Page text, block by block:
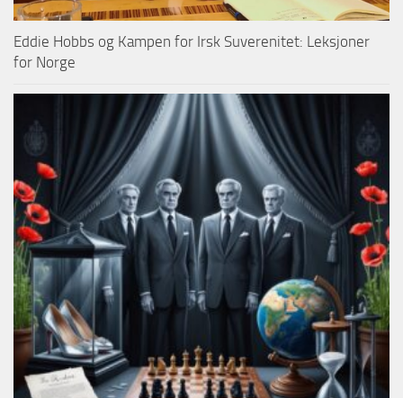
Eddie Hobbs og Kampen for Irsk Suverenitet: Leksjoner
for Norge